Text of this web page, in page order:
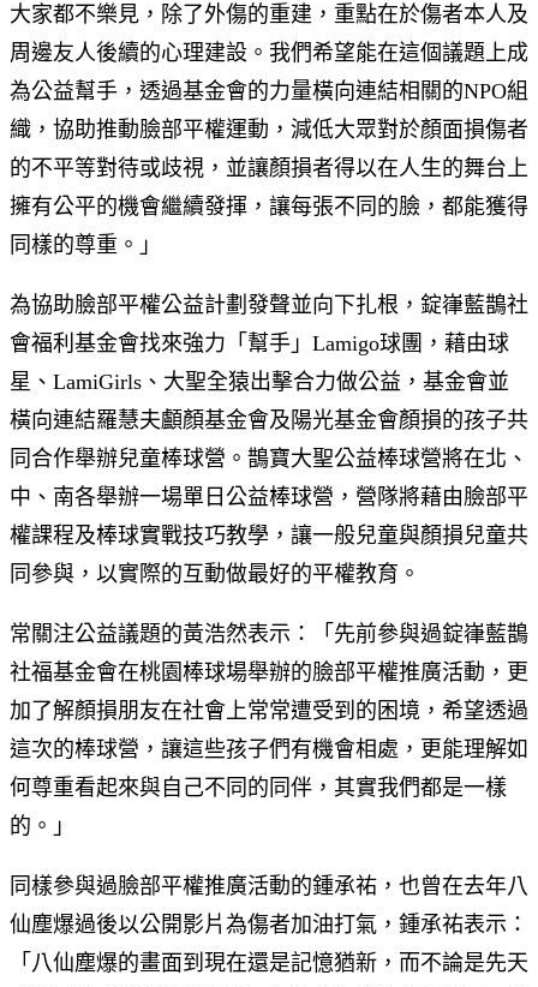
大家都不樂見，除了外傷的重建，重點在於傷者本人及
周邊友人後續的心理建設。我們希望能在這個議題上成
為公益幫手，透過基金會的力量橫向連結相關的NPO組
織，協助推動臉部平權運動，減低大眾對於顏面損傷者
的不平等對待或歧視，並讓顏損者得以在人生的舞台上
擁有公平的機會繼續發揮，讓每張不同的臉，都能獲得
同樣的尊重。」
為協助臉部平權公益計劃發聲並向下扎根，錠嵂藍鵲社
會福利基金會找來強力「幫手」Lamigo球團，藉由球
星、LamiGirls、大聖全猿出擊合力做公益，基金會並
橫向連結羅慧夫顱顏基金會及陽光基金會顏損的孩子共
同合作舉辦兒童棒球營。鵲寶大聖公益棒球營將在北、
中、南各舉辦一場單日公益棒球營，營隊將藉由臉部平
權課程及棒球實戰技巧教學，讓一般兒童與顏損兒童共
同參與，以實際的互動做最好的平權教育。
常關注公益議題的黃浩然表示：「先前參與過錠嵂藍鵲
社福基金會在桃園棒球場舉辦的臉部平權推廣活動，更
加了解顏損朋友在社會上常常遭受到的困境，希望透過
這次的棒球營，讓這些孩子們有機會相處，更能理解如
何尊重看起來與自己不同的同伴，其實我們都是一樣
的。」
同樣參與過臉部平權推廣活動的鍾承祐，也曾在去年八
仙塵爆過後以公開影片為傷者加油打氣，鍾承祐表示：
「八仙塵爆的畫面到現在還是記憶猶新，而不論是先天